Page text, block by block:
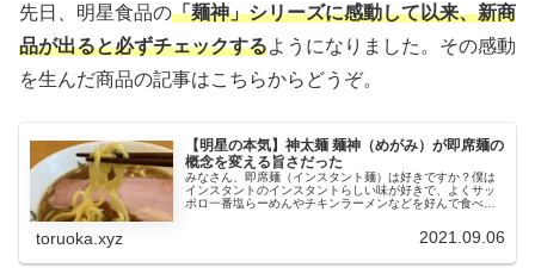
先日、明星食品の「麺神」シリーズに感動して以来、新商
品が出ると必ずチェックするようになりました。その感動
を生んだ商品の記事はこちらからどうぞ。
【明星の本気】神太麺 麺神（めがみ）が即席麺の
概念を変える旨さだった
みなさん、即席麺（インスタント麺）は好きですか？僕は
インスタントのインスタントらしい味が好きで、よくサッ
ポロ一番塩らーめんやチキンラーメンなどを好んで食べま
toruoka.xyz 2021.09.06